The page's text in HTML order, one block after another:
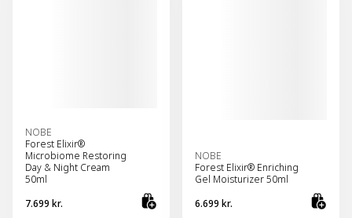
NOBE
Forest Elixir®
Microbiome Restoring
Day & Night Cream
50ml
7.699 kr.
NOBE
Forest Elixir® Enriching
Gel Moisturizer 50ml
6.699 kr.